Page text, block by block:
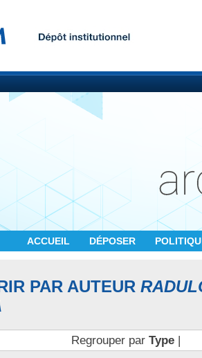
ACCUEIL DÉPOSER
PAR AUTEUR
Regrouper par Type|